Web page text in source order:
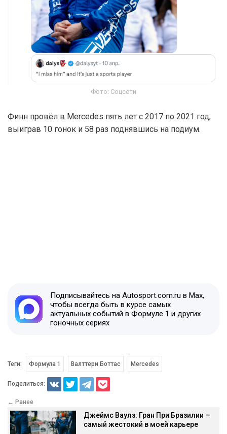
Фото: Соцсети
Финн провёл в Mercedes пять лет с 2017 по 2021 год,
выиграв 10 гонок и 58 раз поднявшись на подиум.
Подписывайтесь на Autosport.com.ru в Max,
чтобы всегда быть в курсе самых
актуальных событий в Формуле 1 и других
гоночных сериях
Теги: Формула 1 Валттери Боттас Mercedes
Поделиться:
← Ранее
Джеймс Ваулз: Гран При Бразилии —
самый жестокий в моей карьере